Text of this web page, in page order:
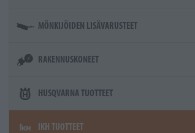
MÖNKIJÖIDEN LISÄVARUSTEET
RAKENNUSKONEET
HUSQVARNA TUOTTEET
IKH TUOTTEET